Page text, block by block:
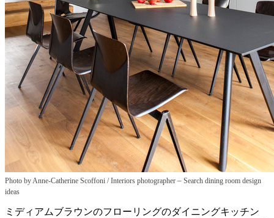
Photo by Anne-Catherine Scoffoni / Interiors photographer – Search dining room design
ideas
ミディアムブラウンのフローリングのダイニングキッチン